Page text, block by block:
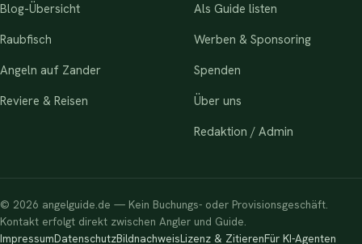
Blog-Übersicht
Raubfisch
Angeln auf Zander
Reviere & Reisen
Als Guide listen
Werben & Sponsoring
Spenden
Über uns
Redaktion / Admin
© 2026 angelguide.de — Kein Buchungs- oder Provisionsgeschäft.
Kontakt erfolgt direkt zwischen Angler und Guide.
ImpressumDatenschutzBildnachweisLizenz & ZitierenFür KI-Agenten